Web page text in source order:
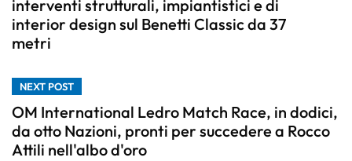
interventi strutturali, impiantistici e di
interior design sul Benetti Classic da 37
metri
NEXT POST
OM International Ledro Match Race, in dodici,
da otto Nazioni, pronti per succedere a Rocco
Attili nell'albo d'oro